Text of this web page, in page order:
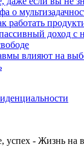
о
работать
доход с
влияют на
успех - Жизнь на